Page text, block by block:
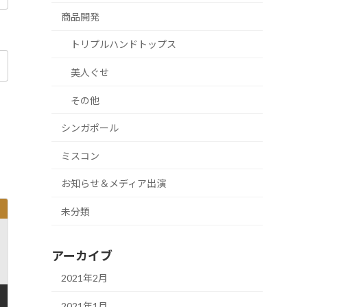
商品開発
トリプルハンドトップス
美人ぐせ
その他
シンガポール
ミスコン
お知らせ＆メディア出演
未分類
アーカイブ
2021年2月